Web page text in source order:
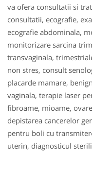
va ofera consultatii si
consultatii, ecografie,
ecografie abdominala,
monitorizare sarcina
transvaginala,
non stres, consult
placarde mamare,
vaginala, terapie laser
fibroame, mioame,
depistarea cancerelor
pentru boli cu
uterin, diagnosticul